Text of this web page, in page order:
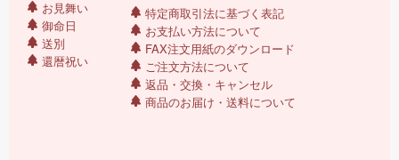
お見舞い
御命日
送別
還暦祝い
特定商取引法に基づく表記
お支払い方法について
FAX注文用紙のダウンロード
ご注文方法について
返品・交換・キャンセル
商品のお届け・送料について